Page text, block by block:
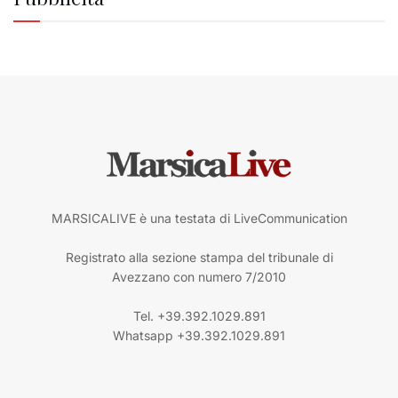
MARSICALIVE è una testata di LiveCommunication
Registrato alla sezione stampa del tribunale di
Avezzano con numero 7/2010
Tel. +39.392.1029.891
Whatsapp +39.392.1029.891